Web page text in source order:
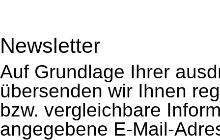
Newsletter
Auf Grundlage Ihrer
übersenden wir Ihnen
bzw. vergleichbare
angegebene E-Mail-